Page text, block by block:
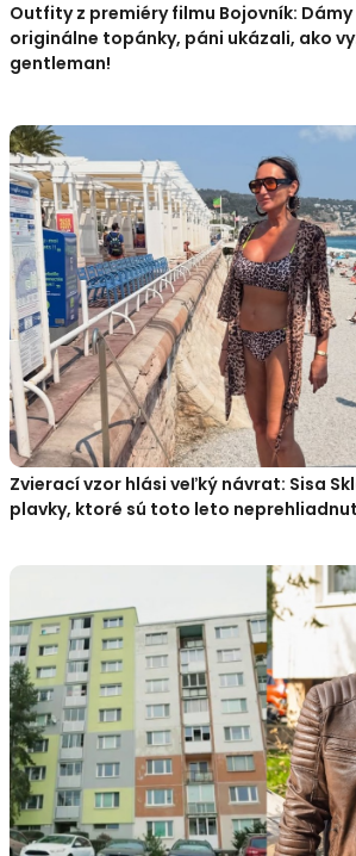
Outfity z premiéry filmu Bojovník:
originálne topánky, páni ukázali, ako
gentleman!
Zvierací vzor hlási veľký návrat: Sisa
plavky, ktoré sú toto leto